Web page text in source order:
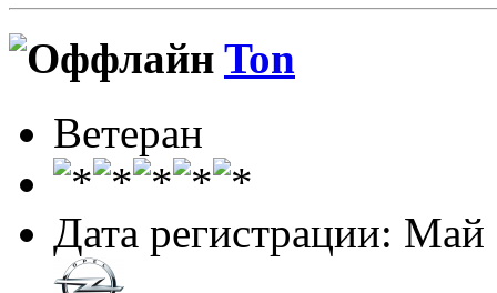
Ton
Ветеран
Дата регистрации: Май